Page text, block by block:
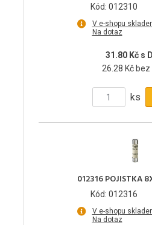
Kód: 012310
V e-shopu
Na dotaz
31.80 Kč s
26.28 Kč bez
ks
012316 POJISTKA
Kód: 012316
V e-shopu
Na dotaz